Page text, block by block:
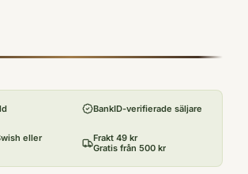
BankID-verifierade säljare
eller
Frakt 49 kr
Gratis från 500 kr